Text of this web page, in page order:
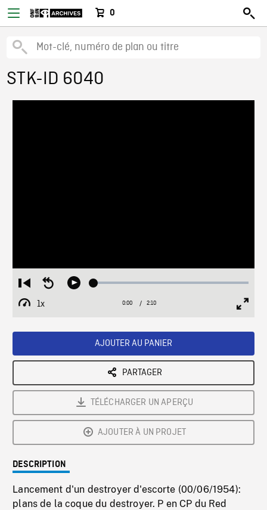
0
STK-ID 6040
Restart
from
beginning
Seek
Play Loaded:
1x
Playback
Current
0:00 / Duration
2:10
AJOUTER AU PANIER
PARTAGER
TÉLÉCHARGER UN APERÇU
AJOUTER À UN PROJET
DESCRIPTION
Lancement d'un destroyer d'escorte (00/06/1954):
plans de la coque du destroyer. P en CP du Red